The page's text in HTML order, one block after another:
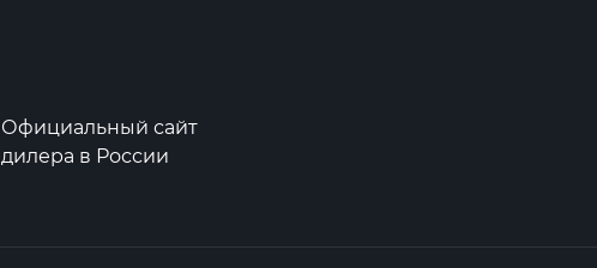
Официальный сайт
дилера в России